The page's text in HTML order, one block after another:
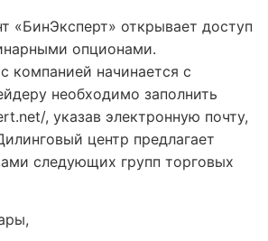
«БинЭксперт» открывает доступ
опционами.
компанией начинается с
необходимо заполнить
, указав электронную почту,
центр предлагает
следующих групп торговых